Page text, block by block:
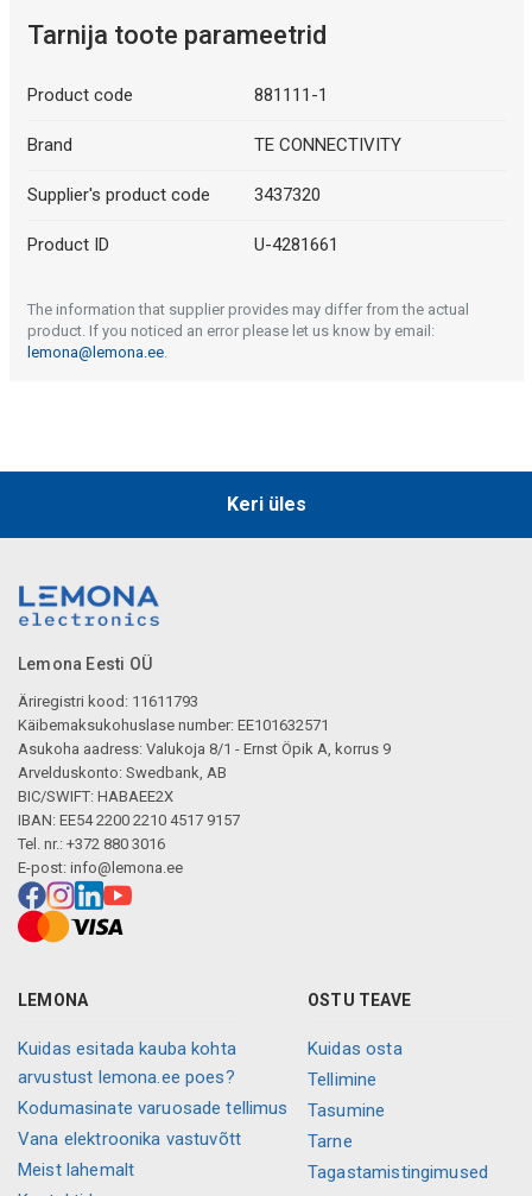
Tarnija toote parameetrid
Product code 881111-1
Brand TE CONNECTIVITY
Supplier's product code 3437320
Product ID U-4281661
The information that supplier provides may differ from the actual
product. If you noticed an error please let us know by email:
lemona@lemona.ee.
Keri üles
Lemona Eesti OÜ
Äriregistri kood: 11611793
Käibemaksukohuslase number: EE101632571
Asukoha aadress: Valukoja 8/1 - Ernst Öpik A, korrus 9
Arvelduskonto: Swedbank, AB
BIC/SWIFT: HABAEE2X
IBAN: EE54 2200 2210 4517 9157
Tel. nr.: +372 880 3016
E-post: info@lemona.ee
LEMONA
Kuidas esitada kauba kohta
arvustust lemona.ee poes?
Kodumasinate varuosade tellimus
Vana elektroonika vastuvõtt
Meist lahemalt
OSTU TEAVE
Kuidas osta
Tellimine
Tasumine
Tarne
Tagastamistingimused